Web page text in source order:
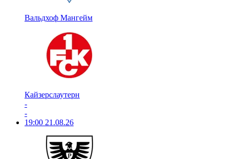
Вальдхоф Мангейм
Кайзерслаутерн
-
-
19:00 21.08.26